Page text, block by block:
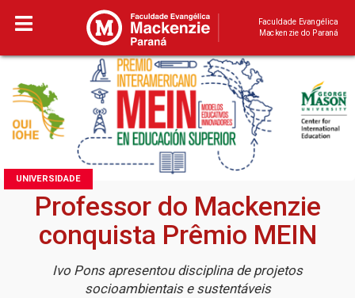
Faculdade Evangélica
Mackenzie do Paraná
UNIVERSIDADE
Professor do Mackenzie
conquista Prêmio MEIN
Ivo Pons apresentou disciplina de projetos
socioambientais e sustentáveis